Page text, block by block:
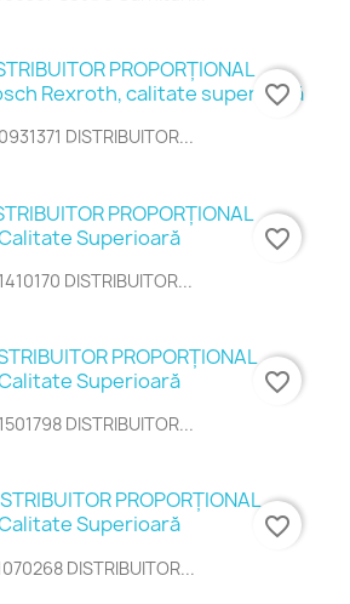
DISTRIBUITOR...
favorite_border
DISTRIBUITOR...
favorite_border
DISTRIBUITOR...
favorite_border
DISTRIBUITOR...
favorite_border